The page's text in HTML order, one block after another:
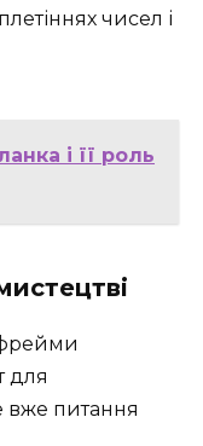
чисел і
і її роль
для
вже питання